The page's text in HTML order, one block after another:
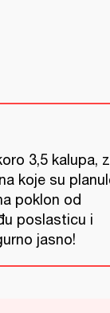
3,5 kalupa,
koje su
poklon od
poslasticu i
jasno!